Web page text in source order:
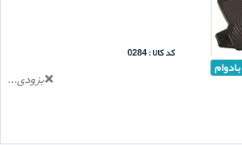
بادوام
کد کالا : 0284
بزودی...